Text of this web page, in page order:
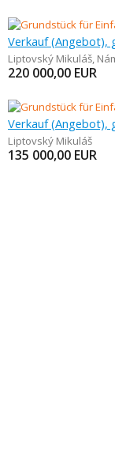
Verkauf (Angebot),
Liptovský Mikuláš,
220 000,00 EUR
Verkauf (Angebot),
Liptovský Mikuláš
135 000,00 EUR